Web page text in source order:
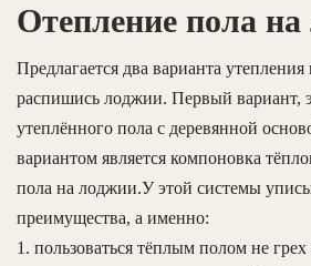
Отепление пола
Предлагается два варианта
распишись лоджии. Первый вариант,
утеплённого пола с деревянной
вариантом является компоновка
пола на лоджии.У этой системы
преимущества, а именно:
1. пользоваться тёплым полом не грех